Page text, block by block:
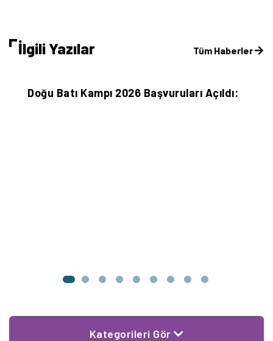
İlgili Yazılar Tüm Haberler
Doğu Batı Kampı 2026 Başvuruları Açıldı:
Kategorileri Gör